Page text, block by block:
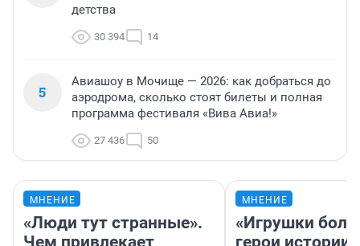
детства
30 394 14
5
Авиашоу в Мочище — 2026: как добраться до
аэродрома, сколько стоят билеты и полная
программа фестиваля «Вива Авиа!»
27 436 50
МНЕНИЕ
«Люди тут странные».
Чем привлекает
МНЕНИЕ
«Игрушки
герои